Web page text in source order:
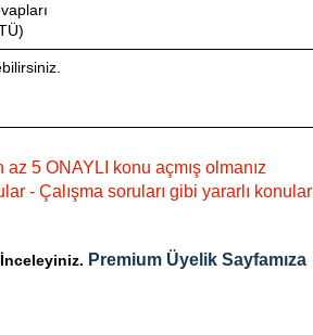
5 ONAYLI konu açmış olmanız
- Çalışma soruları gibi yararlı konular
Premium Üyelik Sayfamıza